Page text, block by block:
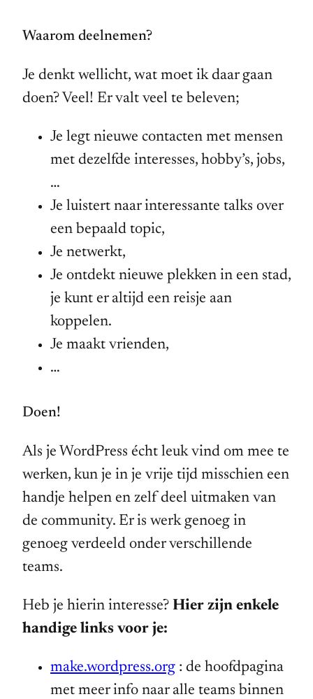
Waarom deelnemen?
Je denkt wellicht, wat moet ik daar gaan
doen? Veel! Er valt veel te beleven;
Je legt nieuwe contacten met mensen
met dezelfde interesses, hobby’s, jobs,
…
Je luistert naar interessante talks over
een bepaald topic,
Je netwerkt,
Je ontdekt nieuwe plekken in een stad,
je kunt er altijd een reisje aan
koppelen.
Je maakt vrienden,
…
Doen!
Als je WordPress écht leuk vind om mee te
werken, kun je in je vrije tijd misschien een
handje helpen en zelf deel uitmaken van
de community. Er is werk genoeg in
genoeg verdeeld onder verschillende
teams.
Heb je hierin interesse? Hier zijn enkele
handige links voor je:
make.wordpress.org : de hoofdpagina
met meer info naar alle teams binnen